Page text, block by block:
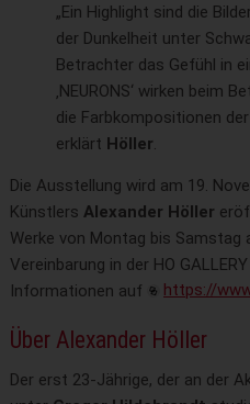
„Ein Highlight sind die
der Dunkelheit unter
Betrachter das Gefühl in
‚NEURONS‘ wirken beim
die Farbkompositionen
erklärt Höller.
Die Ausstellung wird am 19.
Künstlers Alexander Höller
Werke von Montag bis Samstag
Vereinbarung in der HO
Informationen auf
https://
Über Alexander Höller
Der erst 23-Jährige, der an der